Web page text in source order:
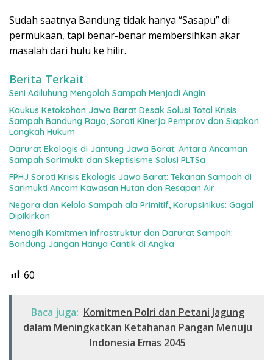
​Sudah saatnya Bandung tidak hanya “Sasapu” di
permukaan, tapi benar-benar membersihkan akar
masalah dari hulu ke hilir.
Berita Terkait
Seni Adiluhung Mengolah Sampah Menjadi Angin
Kaukus Ketokohan Jawa Barat Desak Solusi Total Krisis
Sampah Bandung Raya, Soroti Kinerja Pemprov dan Siapkan
Langkah Hukum
Darurat Ekologis di Jantung Jawa Barat: Antara Ancaman
Sampah Sarimukti dan Skeptisisme Solusi PLTSa
FPHJ Soroti Krisis Ekologis Jawa Barat: Tekanan Sampah di
Sarimukti Ancam Kawasan Hutan dan Resapan Air
Negara dan Kelola Sampah ala Primitif, Korupsinikus: Gagal
Dipikirkan
Menagih Komitmen Infrastruktur dan Darurat Sampah:
Bandung Jangan Hanya Cantik di Angka
60
Baca juga: Komitmen Polri dan Petani Jagung
dalam Meningkatkan Ketahanan Pangan Menuju
Indonesia Emas 2045